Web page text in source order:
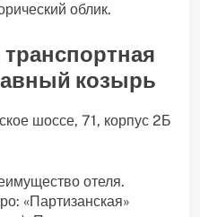
облик.
козырь
шоссе, 71, корпус 2Б
отеля.
«Партизанская»